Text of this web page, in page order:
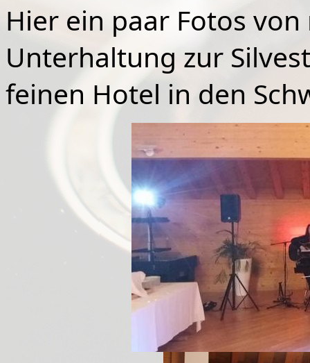
Hier ein paar Fotos
Unterhaltung zur
feinen Hotel in den